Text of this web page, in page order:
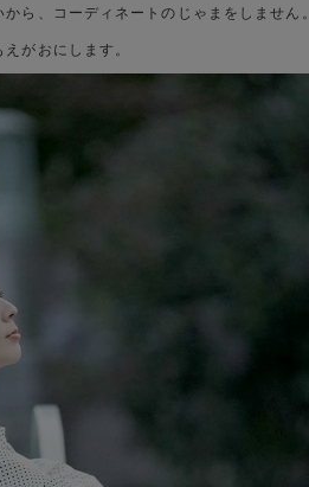
ら、コーディネートのじゃまをしません。
がおにします。